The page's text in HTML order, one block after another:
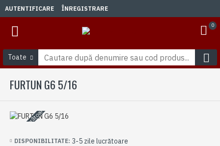
AUTENTIFICARE ÎNREGISTRARE
0
Toate
FURTUN G6 5/16
3-5 zile lucrătoare
DISPONIBILITATE: 3-5 zile lucrătoare